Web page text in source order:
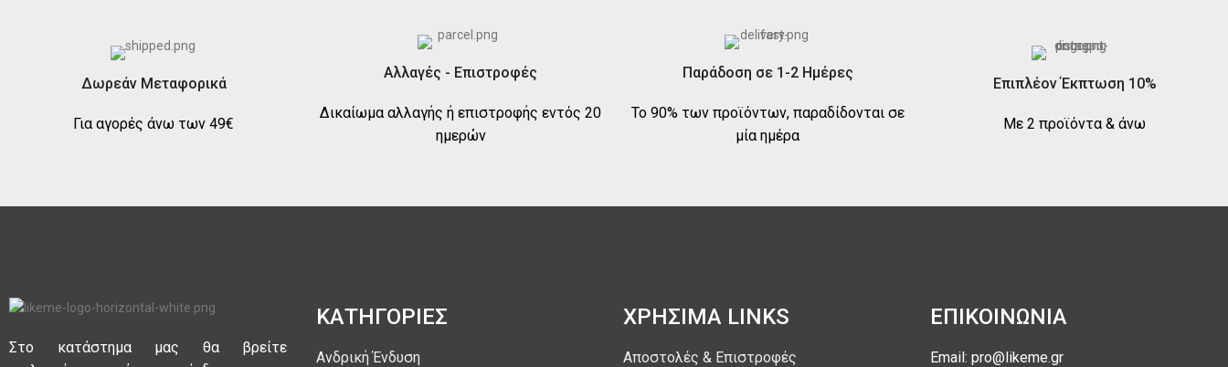
Δωρεάν Μεταφορικά
Για αγορές άνω των 49€
Αλλαγές - Επιστροφές
Δικαίωμα αλλαγής ή επιστροφής εντός 20
ημερών
Παράδοση σε 1-2 Ημέρες
Το 90% των προϊόντων, παραδίδονται σε
μία ημέρα
Επιπλέον Έκπτωση 10%
Με 2 προϊόντα & άνω
Στο κατάστημα μας θα βρείτε
ΚΑΤΗΓΟΡΙΕΣ
Ανδρική Ένδυση
ΧΡΗΣΙΜΑ LINKS
Αποστολές & Επιστροφές
ΕΠΙΚΟΙΝΩΝΙΑ
Email: pro@likeme.gr